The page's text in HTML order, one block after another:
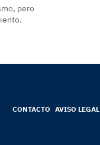
pero
CONTACTO AVISO LEGAL